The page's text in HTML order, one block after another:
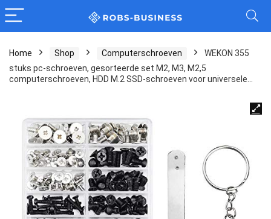
Home Shop Computerschroeven
WEKON 355
stuks pc-schroeven, gesorteerde set M2, M3, M2,5
computerschroeven, HDD M.2 SSD-schroeven voor universele…